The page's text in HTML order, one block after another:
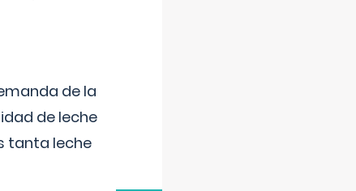
de la
de leche
tanta leche